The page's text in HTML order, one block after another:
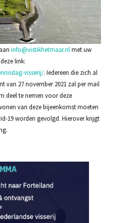
info@vistikhetmaar.nl met uw
link:
visserij/. Iedereen die zich al
van 27 november 2021 zal per mail
deel te nemen voor deze
van deze bijeenkomst moeten
19 worden gevolgd. Hierover krijgt